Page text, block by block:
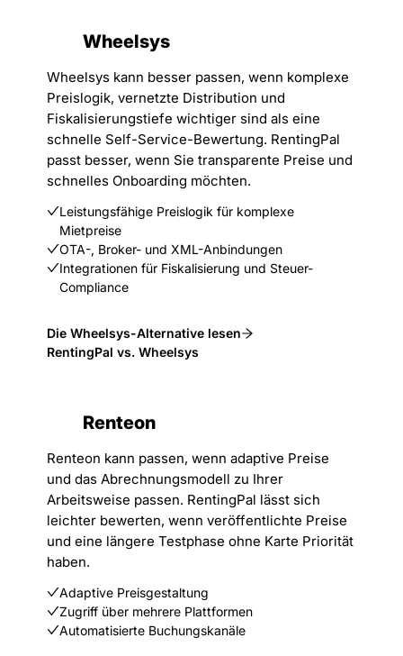
Wheelsys
Wheelsys kann besser passen, wenn komplexe
Preislogik, vernetzte Distribution und
Fiskalisierungstiefe wichtiger sind als eine
schnelle Self-Service-Bewertung. RentingPal
passt besser, wenn Sie transparente Preise und
schnelles Onboarding möchten.
Leistungsfähige Preislogik für komplexe
Mietpreise
OTA-, Broker- und XML-Anbindungen
Integrationen für Fiskalisierung und Steuer-
Compliance
Die Wheelsys-Alternative lesen
RentingPal vs. Wheelsys
Renteon
Renteon kann passen, wenn adaptive Preise
und das Abrechnungsmodell zu Ihrer
Arbeitsweise passen. RentingPal lässt sich
leichter bewerten, wenn veröffentlichte Preise
und eine längere Testphase ohne Karte Priorität
haben.
Adaptive Preisgestaltung
Zugriff über mehrere Plattformen
Automatisierte Buchungskanäle